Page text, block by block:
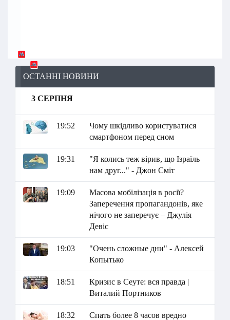
ОСТАННІ НОВИНИ
3 СЕРПНЯ
19:52
Чому шкідливо користуватися
смартфоном перед сном
19:31
"Я колись теж вірив, що Ізраїль
нам друг..." - Джон Сміт
19:09
Масова мобілізація в росії?
Заперечення пропагандонів, яке
нічого не заперечує – Джулія
Девіс
19:03
"Очень сложные дни" - Алексей
Копытько
18:51
Кризис в Сеуте: вся правда |
Виталий Портников
18:32 Спать более 8 часов вредно